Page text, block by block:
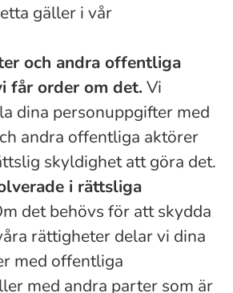
gäller i vår
och andra offentliga
får order om det.Vi
dina personuppgifter med
andra offentliga aktörer
skyldighet att göra det.
i rättsliga
det behövs för att skydda
rättigheter delar vi dina
med offentliga
med andra parter som är